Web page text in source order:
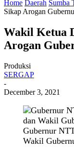
Home Daerah Sumba
Sikap Arogan
Wakil Ketua
Arogan
Produksi
SERGAP
-
December 3, 2021
Gubernur
Wakil